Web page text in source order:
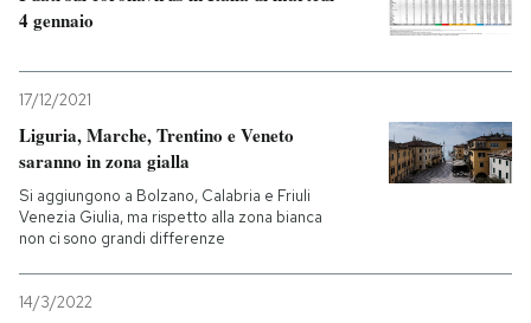
4 gennaio
17/12/2021
Liguria, Marche, Trentino e Veneto
saranno in zona gialla
Si aggiungono a Bolzano, Calabria e Friuli
Venezia Giulia, ma rispetto alla zona bianca
non ci sono grandi differenze
14/3/2022